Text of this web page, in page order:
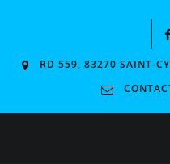
RD 559, 83270 SAINT-